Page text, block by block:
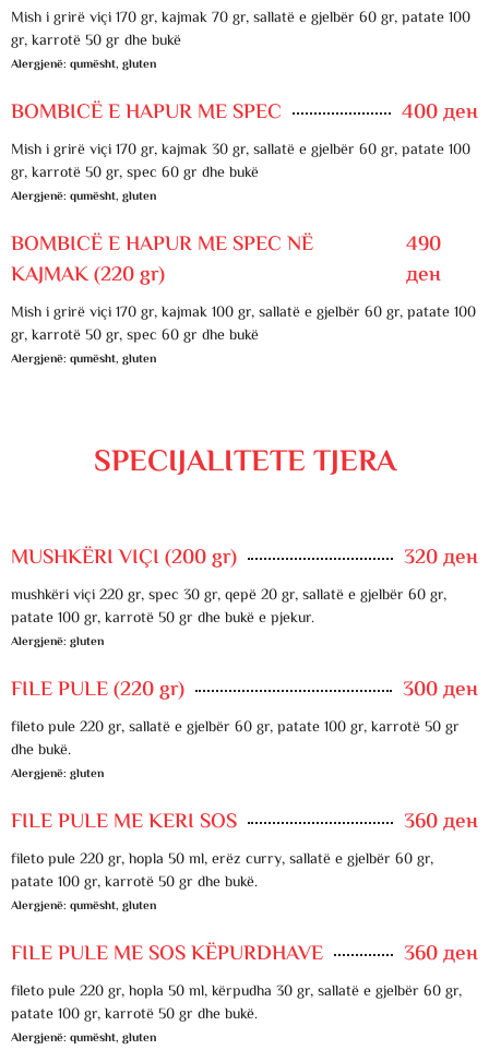
Mish i grirë viçi 170 gr, kajmak 70 gr, sallatë e gjelbër 60 gr, patate 100
gr, karrotë 50 gr dhe bukë
Alergjenë: qumësht, gluten
BOMBICË E HAPUR ME SPEC 400 ден
Mish i grirë viçi 170 gr, kajmak 30 gr, sallatë e gjelbër 60 gr, patate 100
gr, karrotë 50 gr, spec 60 gr dhe bukë
Alergjenë: qumësht, gluten
BOMBICË E HAPUR ME SPEC NË
KAJMAK (220 gr)
490
ден
Mish i grirë viçi 170 gr, kajmak 100 gr, sallatë e gjelbër 60 gr, patate 100
gr, karrotë 50 gr, spec 60 gr dhe bukë
Alergjenë: qumësht, gluten
SPECIJALITETE TJERA
MUSHKËRI VIÇI (200 gr) 320 ден
mushkëri viçi 220 gr, spec 30 gr, qepë 20 gr, sallatë e gjelbër 60 gr,
patate 100 gr, karrotë 50 gr dhe bukë e pjekur.
Alergjenë: gluten
FILE PULE (220 gr) 300 ден
fileto pule 220 gr, sallatë e gjelbër 60 gr, patate 100 gr, karrotë 50 gr
dhe bukë.
Alergjenë: gluten
FILE PULE ME KERI SOS 360 ден
fileto pule 220 gr, hopla 50 ml, erëz curry, sallatë e gjelbër 60 gr,
patate 100 gr, karrotë 50 gr dhe bukë.
Alergjenë: qumësht, gluten
FILE PULE ME SOS KËPURDHAVE 360 ден
fileto pule 220 gr, hopla 50 ml, kërpudha 30 gr, sallatë e gjelbër 60 gr,
patate 100 gr, karrotë 50 gr dhe bukë.
Alergjenë: qumësht, gluten